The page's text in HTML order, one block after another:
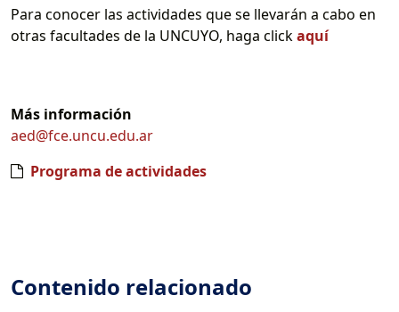
Para conocer las actividades que se llevarán a cabo en
otras facultades de la UNCUYO, haga clickaquí
Más información
aed@fce.uncu.edu.ar
Programa de actividades
Contenido relacionado